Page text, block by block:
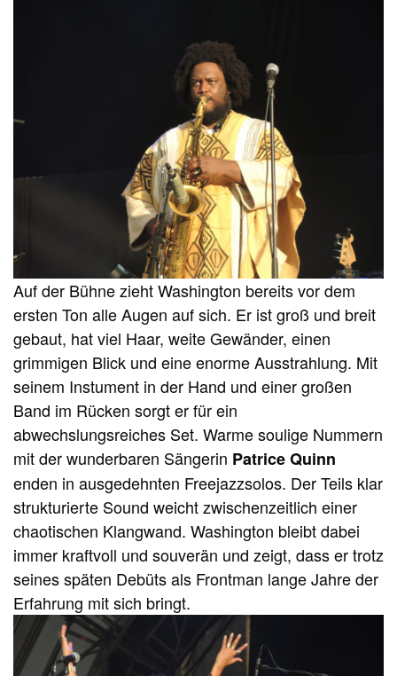
Auf der Bühne zieht Washington bereits vor dem
ersten Ton alle Augen auf sich. Er ist groß und breit
gebaut, hat viel Haar, weite Gewänder, einen
grimmigen Blick und eine enorme Ausstrahlung. Mit
seinem Instument in der Hand und einer großen
Band im Rücken sorgt er für ein
abwechslungsreiches Set. Warme soulige Nummern
mit der wunderbaren Sängerin Patrice Quinn
enden in ausgedehnten Freejazzsolos. Der Teils klar
strukturierte Sound weicht zwischenzeitlich einer
chaotischen Klangwand. Washington bleibt dabei
immer kraftvoll und souverän und zeigt, dass er trotz
seines späten Debüts als Frontman lange Jahre der
Erfahrung mit sich bringt.